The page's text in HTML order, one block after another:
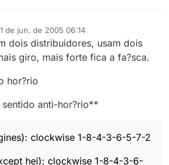
de jun. de 2005 06:14
dois distribuidores, usam dois
giro, mais forte fica a fa?sca.
hor?rio
anti-hor?rio**
clockwise 1-8-4-3-6-5-7-2
hei): clockwise 1-8-4-3-6-